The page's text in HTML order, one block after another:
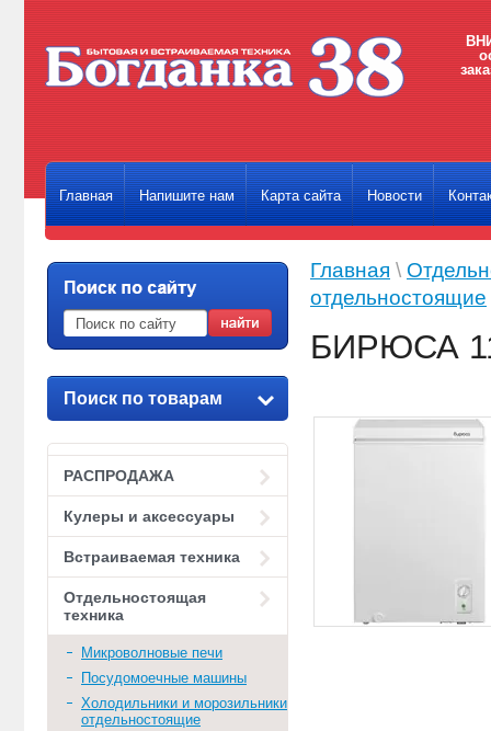
Главная Напишите нам Карта сайта Новости
Поиск по товарам
РАСПРОДАЖА
Кулеры и аксессуары
Встраиваемая техника
Отдельностоящая
техника
Микроволновые печи
Посудомоечные машины
Холодильники и морозильники
отдельностоящие
Главная \
отдельностоящие
БИРЮСА